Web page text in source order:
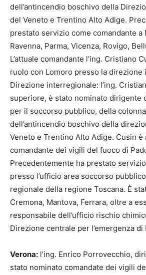
dell’antincendio boschivo della
del Veneto e Trentino Alto Adige.
prestato servizio come comandante a
Ravenna, Parma, Vicenza, Rovigo,
L’attuale comandante l’ing. Cristiano
ruolo con Lomoro presso la direzione
Direzione interregionale: l’ing.
superiore, è stato nominato dirigente
per il soccorso pubblico, della
dell’antincendio boschivo della
Veneto e Trentino Alto Adige. Cusin è
comandante dei vigili del fuoco di
Precedentemente ha prestato
presso l’ufficio area soccorso
regionale della regione Toscana. È
Cremona, Mantova, Ferrara, oltre a
responsabile dell’ufficio rischio
Direzione centrale per l’emergenza di
Verona: l’ing. Enrico Porrovecchio,
stato nominato comandate dei vigili